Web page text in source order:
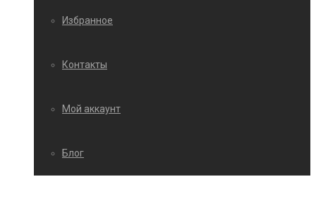
Избранное
Контакты
Мой аккаунт
Блог